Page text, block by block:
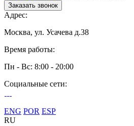
Заказать звонок
Адрес:
Москва, ул. Усачева д.38
Время работы:
Пн - Вс: 8:00 - 20:00
Социальные сети:
ENG POR ESP
RU